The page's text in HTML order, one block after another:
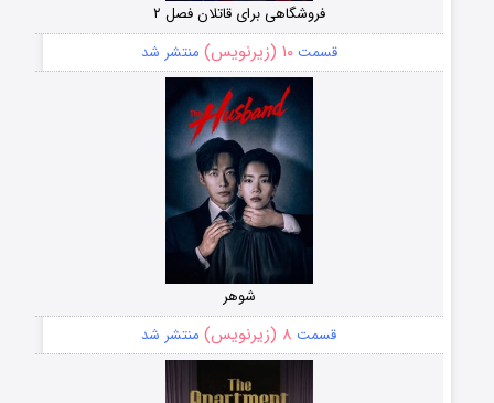
فروشگاهی برای قاتلان فصل ۲
قسمت۱۰ (زیرنویس) منتشر شد
شوهر
قسمت ۸ (زیرنویس) منتشر شد